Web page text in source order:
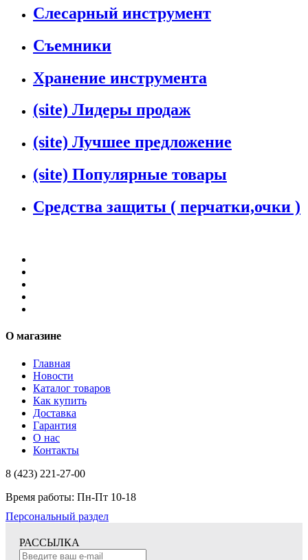
Слесарный инструмент
Съемники
Хранение инструмента
(site) Лидеры продаж
(site) Лучшее предложение
(site) Популярные товары
Средства защиты ( перчатки,очки )
О магазине
Главная
Новости
Каталог товаров
Как купить
Доставка
Гарантия
О нас
Контакты
8 (423) 221-27-00
Время работы: Пн-Пт 10-18
Персональный раздел
РАССЫЛКА